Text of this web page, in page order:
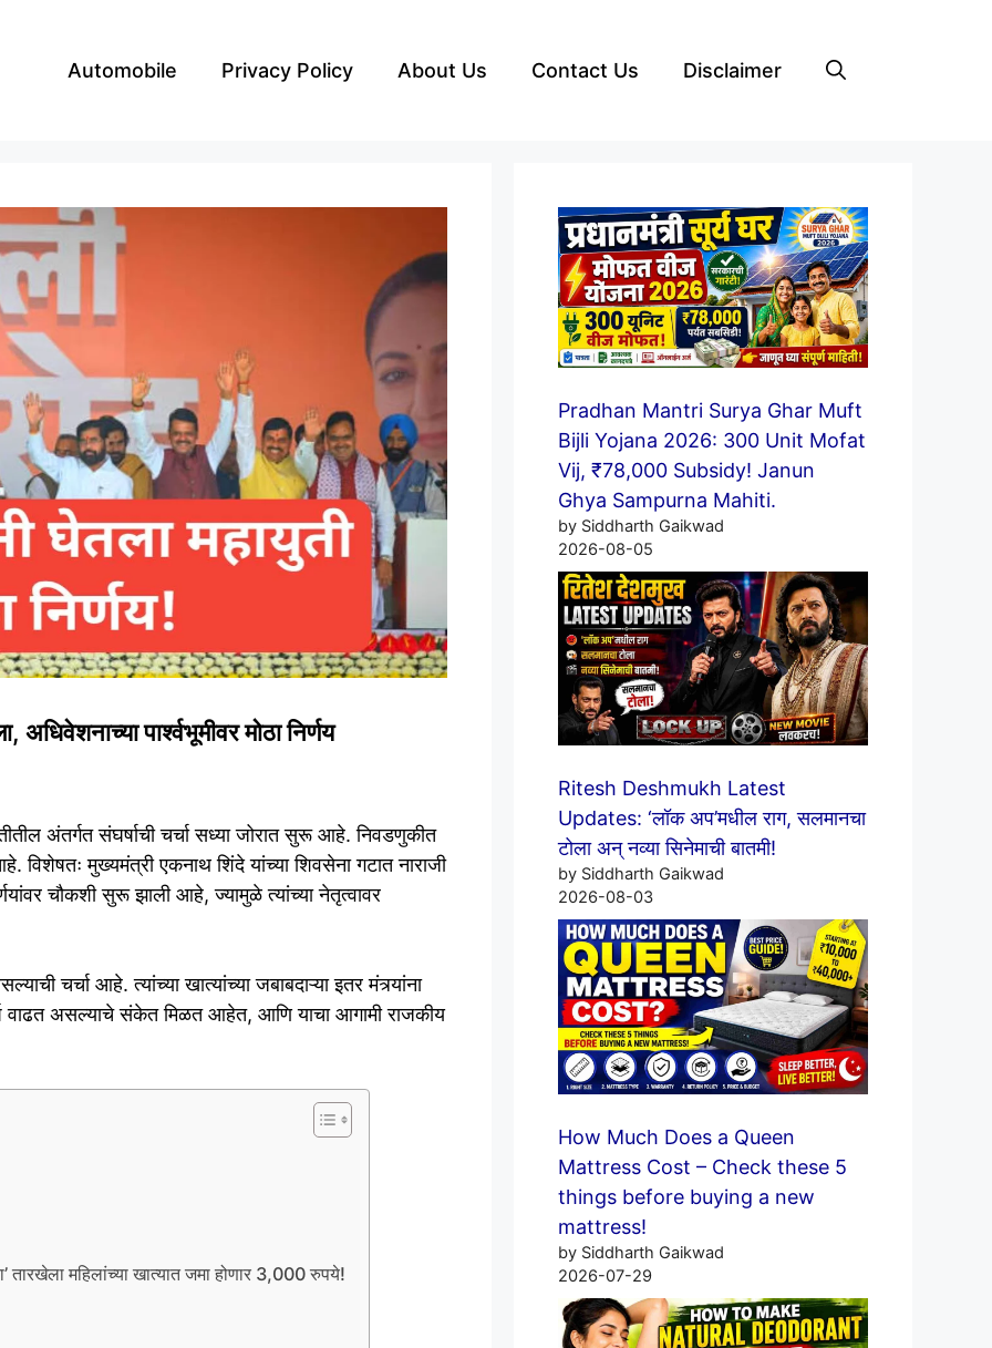
Automobile Privacy Policy About Us Contact Us Disclaimer
पार्श्वभूमीवर मोठा निर्णय
अंतर्गत संघर्षाची चर्चा सध्या जोरात सुरू आहे. निवडणुकीत
विशेषतः मुख्यमंत्री एकनाथ शिंदे यांच्या शिवसेना गटात नाराजी
चौकशी सुरू झाली आहे, ज्यामुळे त्यांच्या नेतृत्वावर
चर्चा आहे. त्यांच्या खात्यांच्या जबाबदाऱ्या इतर मंत्र्यांना
वाढत असल्याचे संकेत मिळत आहेत, आणि याचा आगामी राजकीय
तारखेला महिलांच्या खात्यात जमा होणार 3,000 रुपये!
Pradhan Mantri Surya Ghar Muft
Bijli Yojana 2026: 300 Unit Mofat
Vij, ₹78,000 Subsidy! Janun
Ghya Sampurna Mahiti.
by Siddharth Gaikwad
2026-08-05
Ritesh Deshmukh Latest
Updates: ‘लॉक अप’मधील राग, सलमानचा
टोला अन् नव्या सिनेमाची बातमी!
by Siddharth Gaikwad
2026-08-03
How Much Does a Queen
Mattress Cost – Check these 5
things before buying a new
mattress!
by Siddharth Gaikwad
2026-07-29